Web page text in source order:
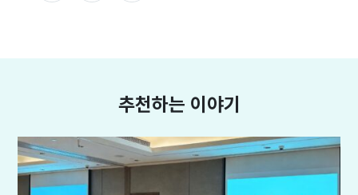
추천하는 이야기